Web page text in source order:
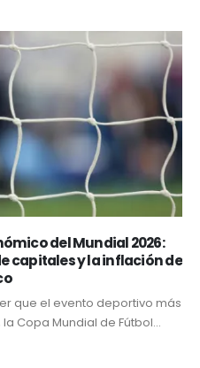
del Mundial 2026:
capitales y la inflación de
que el evento deportivo más
Copa Mundial de Fútbol...